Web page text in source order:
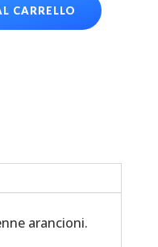
CARRELLO
arancioni.